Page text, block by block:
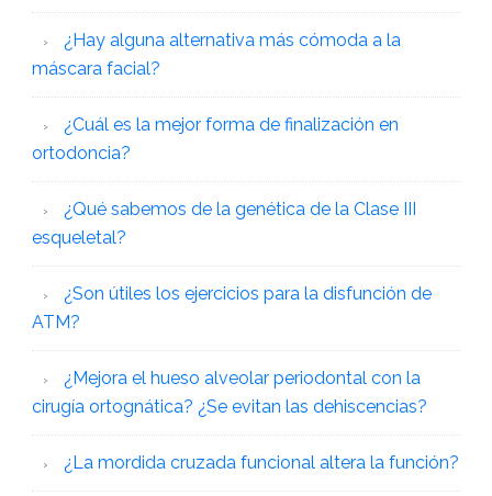
¿Hay alguna alternativa más cómoda a la
máscara facial?
¿Cuál es la mejor forma de finalización en
ortodoncia?
¿Qué sabemos de la genética de la Clase III
esqueletal?
¿Son útiles los ejercicios para la disfunción de
ATM?
¿Mejora el hueso alveolar periodontal con la
cirugía ortognática? ¿Se evitan las dehiscencias?
¿La mordida cruzada funcional altera la función?